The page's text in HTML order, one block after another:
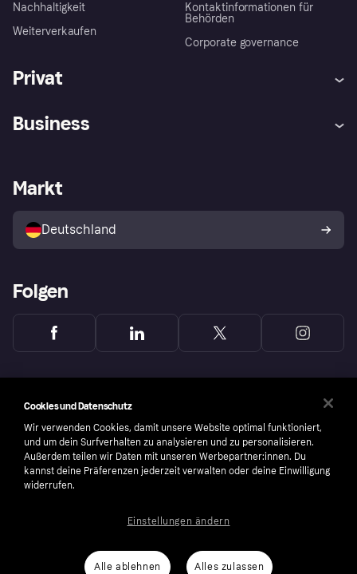
Nachhaltigkeit
Weiterverkaufen
Kontaktinformationen für
Behörden
Corporate governance
Privat
Klarna App
Shops entdecken
Käuferschutzrichtlinie
Dein Widerrufsrecht
Business
Händlerportal
Markt
Deutschland
Folgen
number: 556737-0431
Cookies und Datenschutz
Wir verwenden Cookies, damit unsere Website optimal funktioniert,
und um dein Surfverhalten zu analysieren und zu personalisieren.
Außerdem teilen wir Daten mit unseren Werbepartner:innen. Du
kannst deine Präferenzen jederzeit verwalten oder deine Einwilligung
widerrufen.
Alle ablehnen Alles zulassen
Einstellungen ändern